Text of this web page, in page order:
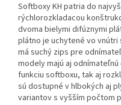
Softboxy KH patria do
rýchlorozkladacou
dvoma bielymi difúznymi
plátno je uchytené vo
má suchý zips pre
modely majú aj
funkciu softboxu, tak aj
sú dostupné v hlbokých aj
variantov s vyšším počtom